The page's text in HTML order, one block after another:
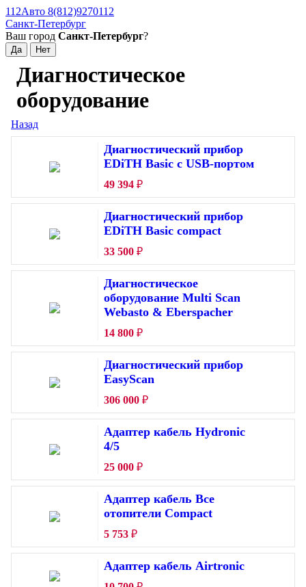
112Авто 8(812)9270112
Санкт-Петербург
Ваш город Санкт-Петербург?
Диагностическое
оборудование
Назад
Диагностический прибор
EDiTH Basic с USB-портом
49 394 ₽
Диагностический прибор
EDiTH Basic compact
33 500 ₽
Диагностическое
оборудование Multi Scan
Webasto & Eberspacher
14 800 ₽
Диагностический прибор
EasyScan
306 000 ₽
Адаптер кабель Hydronic
4/5
25 000 ₽
Адаптер кабель Все
отопители Compact
5 753 ₽
Адаптер кабель Airtronic